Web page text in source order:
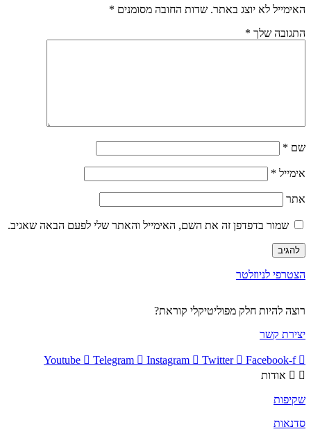
האימייל לא יוצג באתר. שדות החובה מסומנים *
התגובה שלך *
שם *
אימייל *
אתר
שמור בדפדפן זה את השם, האימייל והאתר שלי לפעם הבאה שאגיב.
הצטרפי לניוזלטר
רוצה להיות חלק מפוליטיקלי קוראת?
יצירת קשר
Youtube Telegram Instagram Twitter
Facebook-f
אודות
שקיפות
סדנאות